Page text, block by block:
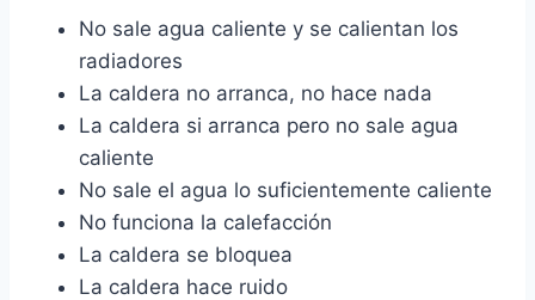
No sale agua caliente y se calientan los
radiadores
La caldera no arranca, no hace nada
La caldera si arranca pero no sale agua
caliente
No sale el agua lo suficientemente caliente
No funciona la calefacción
La caldera se bloquea
La caldera hace ruido